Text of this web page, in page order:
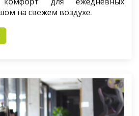
на свежем воздухе.